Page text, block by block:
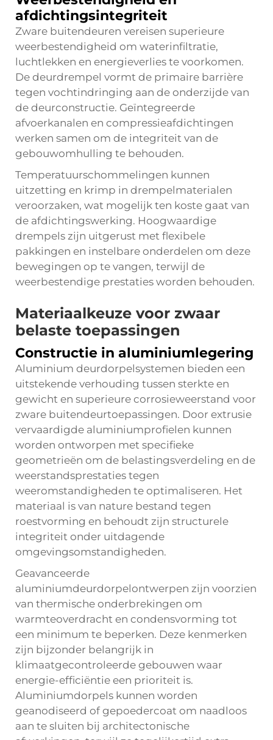
afdichtingsintegriteit
Zware buitendeuren vereisen superieure
weerbestendigheid om waterinfiltratie,
luchtlekken en energieverlies te voorkomen.
De deurdrempel vormt de primaire barrière
tegen vochtindringing aan de onderzijde van
de deurconstructie. Geïntegreerde
afvoerkanalen en compressieafdichtingen
werken samen om de integriteit van de
gebouwomhulling te behouden.
Temperatuurschommelingen kunnen
uitzetting en krimp in drempelmaterialen
veroorzaken, wat mogelijk ten koste gaat van
de afdichtingswerking. Hoogwaardige
drempels zijn uitgerust met flexibele
pakkingen en instelbare onderdelen om deze
bewegingen op te vangen, terwijl de
weerbestendige prestaties worden behouden.
Materiaalkeuze voor zwaar
belaste toepassingen
Constructie in aluminiumlegering
Aluminium deurdorpelsystemen bieden een
uitstekende verhouding tussen sterkte en
gewicht en superieure corrosieweerstand voor
zware buitendeurtoepassingen. Door extrusie
vervaardigde aluminiumprofielen kunnen
worden ontworpen met specifieke
geometrieën om de belastingsverdeling en de
weerstandsprestaties tegen
weeromstandigheden te optimaliseren. Het
materiaal is van nature bestand tegen
roestvorming en behoudt zijn structurele
integriteit onder uitdagende
omgevingsomstandigheden.
Geavanceerde
aluminiumdeurdorpelontwerpen zijn voorzien
van thermische onderbrekingen om
warmteoverdracht en condensvorming tot
een minimum te beperken. Deze kenmerken
zijn bijzonder belangrijk in
klimaatgecontroleerde gebouwen waar
energie-efficiëntie een prioriteit is.
Aluminiumdorpels kunnen worden
geanodiseerd of gepoedercoat om naadloos
aan te sluiten bij architectonische